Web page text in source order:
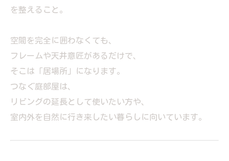
を整えること。
空間を完全に囲わなくても、
フレームや天井意匠があるだけで、
そこは「居場所」になります。
つなぐ庭部屋は、
リビングの延長として使いたい方や、
室内外を自然に行き来したい暮らしに向いています。